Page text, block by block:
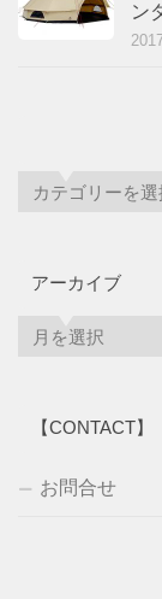
ン
アーカイブ
【CONTACT】
お問合せ